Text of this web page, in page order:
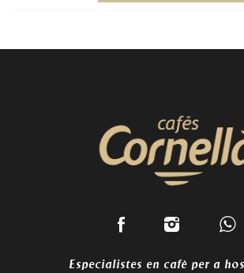
Especialistes en cafè per a